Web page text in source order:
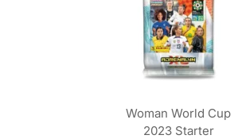
Woman World Cup
2023 Starter